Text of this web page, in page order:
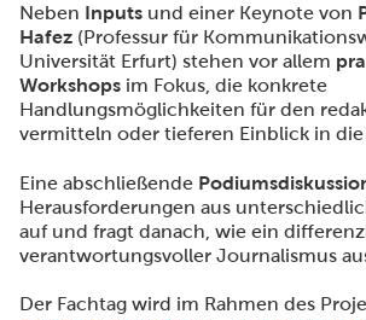
Neben Inputs und einer Keynote von
Hafez (Professur für
Universität Erfurt) stehen vor allem
Workshops im Fokus, die konkrete
Handlungsmöglichkeiten für den
vermitteln oder tieferen Einblick in
Eine abschließende
Herausforderungen aus
auf und fragt danach, wie ein
verantwortungsvoller Journalismus
Der Fachtag wird im Rahmen des